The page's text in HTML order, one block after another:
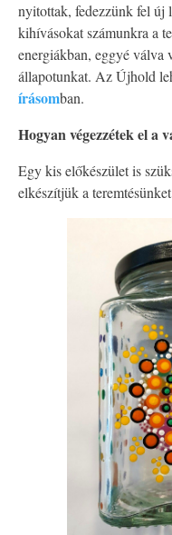
nyitottak, fedezzünk fel új
kihívásokat számunkra a
energiákban, eggyé válva
állapotunkat. Az Újhold
írásomban.
Hogyan végezzétek el a
Egy kis előkészület is
elkészítjük a